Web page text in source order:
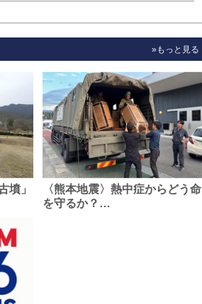
»もっと見る
墳」
〈熊本地震〉熱中症からどう命
を守るか？…